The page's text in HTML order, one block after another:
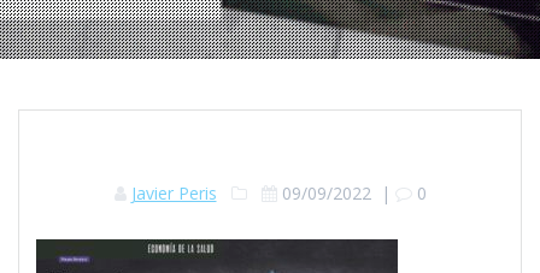
Javier Peris 09/09/2022| 0